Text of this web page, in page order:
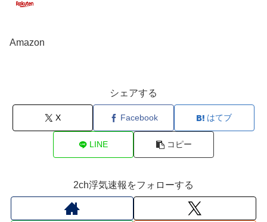
Amazon
シェアする
X Facebook はてブ
LINE コピー
2ch浮気速報をフォローする